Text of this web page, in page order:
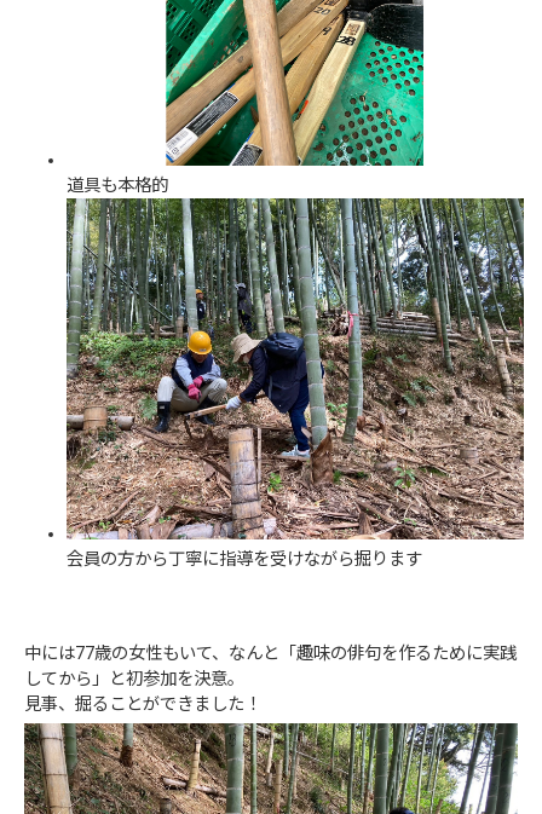
道具も本格的
会員の方から丁寧に指導を受けながら掘ります
中には77歳の女性もいて、なんと「趣味の俳句を作るために実践
してから」と初参加を決意。
見事、掘ることができました！